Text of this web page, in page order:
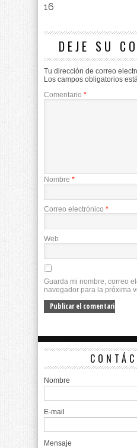
16
DEJE SU
Tu dirección de correo
Los campos obligatorios
Comentario *
Nombre *
Correo electrónico *
Web
Guarda mi nombre, correo
navegador para la próxima
Nombre
E-mail
Mensaje